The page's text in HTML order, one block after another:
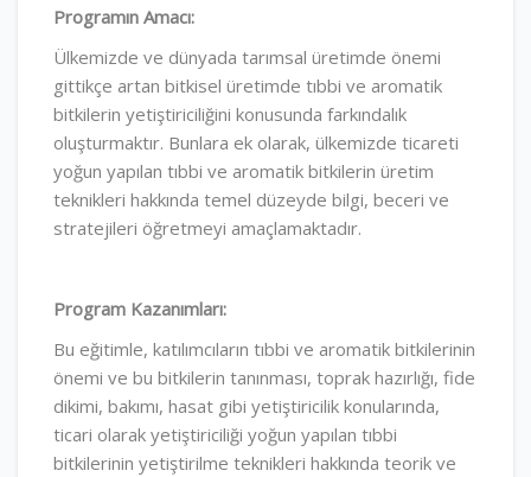
Programın Amacı:
Ülkemizde ve dünyada tarımsal üretimde önemi
gittikçe artan bitkisel üretimde tıbbi ve aromatik
bitkilerin yetiştiriciliğini konusunda farkındalık
oluşturmaktır. Bunlara ek olarak, ülkemizde ticareti
yoğun yapılan tıbbi ve aromatik bitkilerin üretim
teknikleri hakkında temel düzeyde bilgi, beceri ve
stratejileri öğretmeyi amaçlamaktadır.
Program Kazanımları:
Bu eğitimle, katılımcıların tıbbi ve aromatik bitkilerinin
önemi ve bu bitkilerin tanınması, toprak hazırlığı, fide
dikimi, bakımı, hasat gibi yetiştiricilik konularında,
ticari olarak yetiştiriciliği yoğun yapılan tıbbi
bitkilerinin yetiştirilme teknikleri hakkında teorik ve